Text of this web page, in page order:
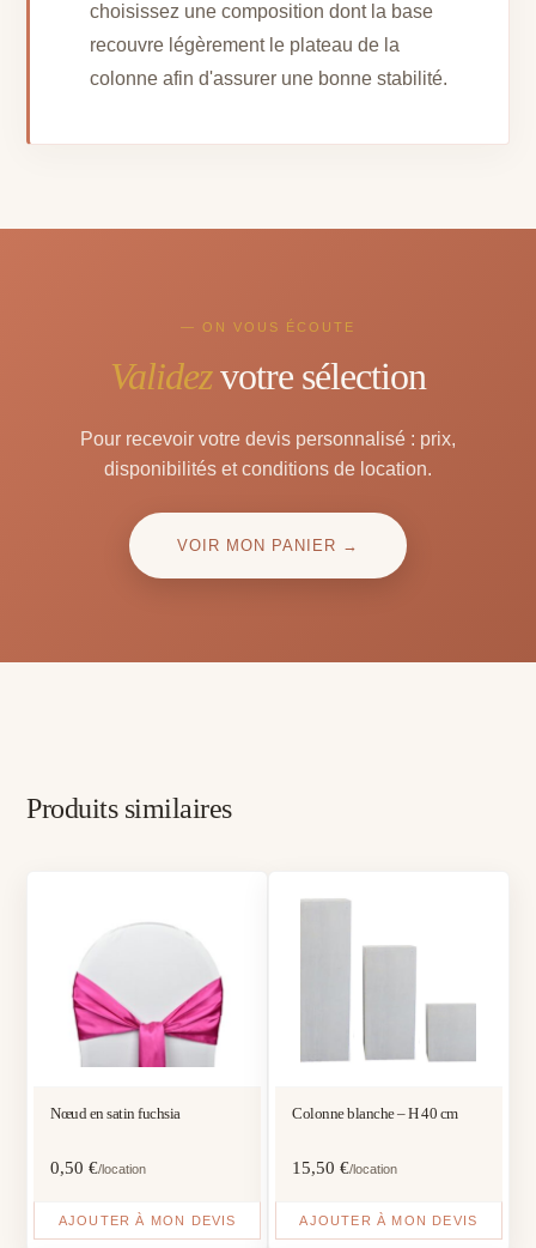
choisissez une composition dont la base
recouvre légèrement le plateau de la
colonne afin d'assurer une bonne stabilité.
— ON VOUS ÉCOUTE
Validezvotre sélection
Pour recevoir votre devis personnalisé : prix,
disponibilités et conditions de location.
VOIR MON PANIER →
Produits similaires
Nœud en satin fuchsia
0,50€/location
AJOUTER À MON DEVIS
Colonne blanche – H 40 cm
15,50 €/location
AJOUTER À MON DEVIS